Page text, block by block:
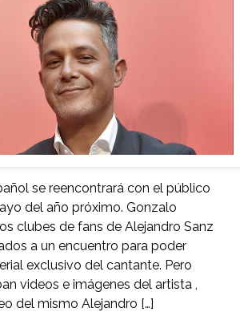
se reencontrará con el público
del año próximo. Gonzalo
clubes de fans de Alejandro Sanz
a un encuentro para poder
exclusivo del cantante. Pero
videos e imágenes del artista ,
del mismo Alejandro […]